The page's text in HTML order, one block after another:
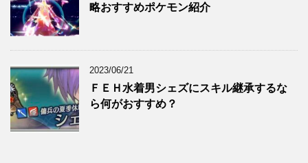
略おすすめポケモン紹介
2023/06/21
ＦＥＨ水着男シェズにスキル継承するな
ら何がおすすめ？